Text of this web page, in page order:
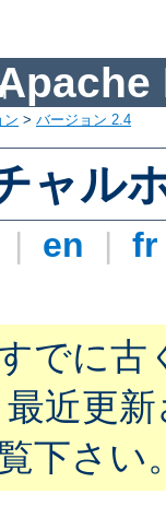
ン > バージョン 2.4
ャル
| en |
でに古
近更
下さい